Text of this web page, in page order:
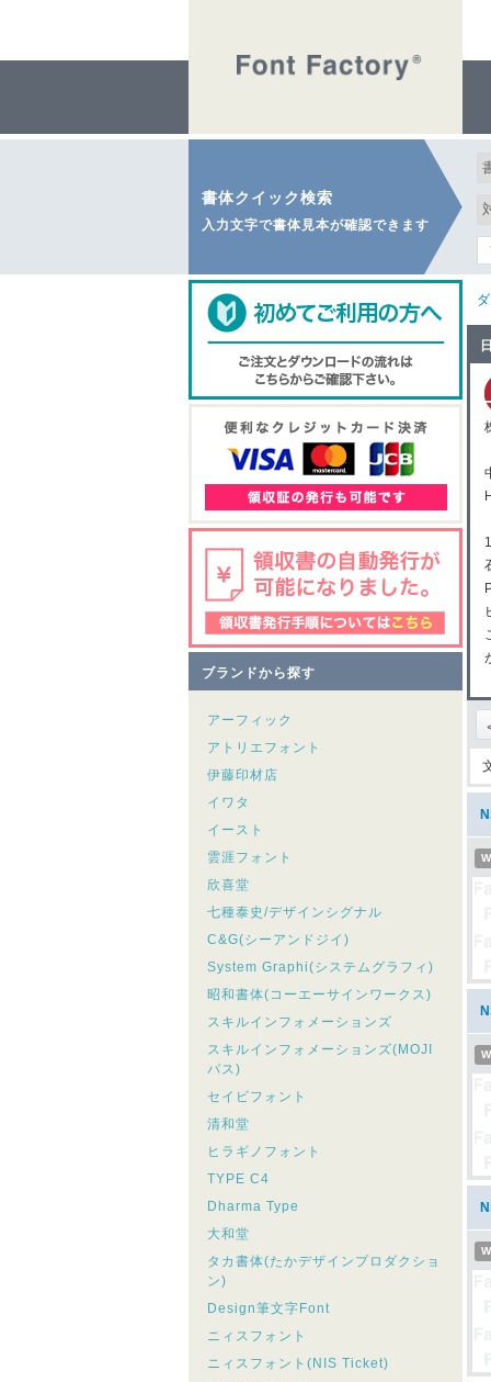
書体クイック検索
入力文字で書体見本が確認できます
ブランドから探す
アーフィック
アトリエフォント
伊藤印材店
イワタ
イースト
雲涯フォント
欣喜堂
七種泰史/デザインシグナル
C&G(シーアンドジイ)
System Graphi(システムグラフィ)
昭和書体(コーエーサインワークス)
スキルインフォメーションズ
スキルインフォメーションズ(MOJI
パス)
セイビフォント
清和堂
ヒラギノフォント
TYPE C4
Dharma Type
大和堂
タカ書体(たかデザインプロダクショ
ン)
Design筆文字Font
ニィスフォント
ニィスフォント(NIS Ticket)